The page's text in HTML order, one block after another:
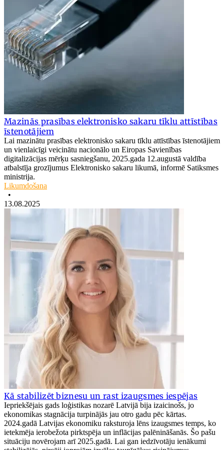
Mazinās prasības elektronisko sakaru tīklu attīstības
īstenotājiem
Lai mazinātu prasības elektronisko sakaru tīklu attīstības īstenotājiem
un vienlaicīgi veicinātu nacionālo un Eiropas Savienības
digitalizācijas mērķu sasniegšanu, 2025.gada 12.augustā valdība
atbalstīja grozījumus Elektronisko sakaru likumā, informē Satiksmes
ministrija.
Likumdošana
•
13.08.2025
Kā stabilizēt biznesu un rast izaugsmes iespējas
Iepriekšējais gads loģistikas nozarē Latvijā bija izaicinošs, jo
ekonomikas stagnācija turpinājās jau otro gadu pēc kārtas.
2024.gadā Latvijas ekonomiku raksturoja lēns izaugsmes temps, ko
ietekmēja ierobežota pirktspēja un inflācijas palēnināšanās. Šo pašu
situāciju novērojam arī 2025.gadā. Lai gan iedzīvotāju ienākumi